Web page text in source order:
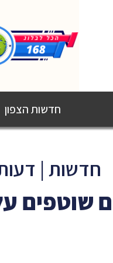
חדשות הצפון
חדשות |
שוטפים